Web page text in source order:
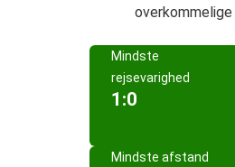
overkommelige
Mindste
rejsevarighed
1:0
Mindste afstand